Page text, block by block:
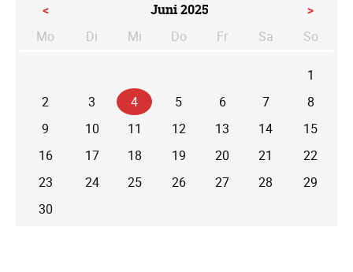
< Juni 2025
>
Mo
Di enstag
Mi ttwoch
Do nnerstag
Fr Sa mstagSo
1
2
3 4 5 6 7
8
9
10 11 12 13 14
15
16
17 18 19 20 21
22
23
24 25 26 27 28
29
30